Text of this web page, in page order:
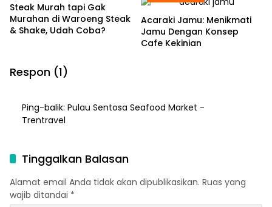
Steak Murah tapi Gak
Murahan di Waroeng Steak
& Shake, Udah Coba?
Acaraki Jamu: Menikmati
Jamu Dengan Konsep
Cafe Kekinian
Respon (1)
Ping-balik: Pulau Sentosa Seafood Market -
Trentravel
Tinggalkan Balasan
Alamat email Anda tidak akan dipublikasikan. Ruas yang
wajib ditandai *